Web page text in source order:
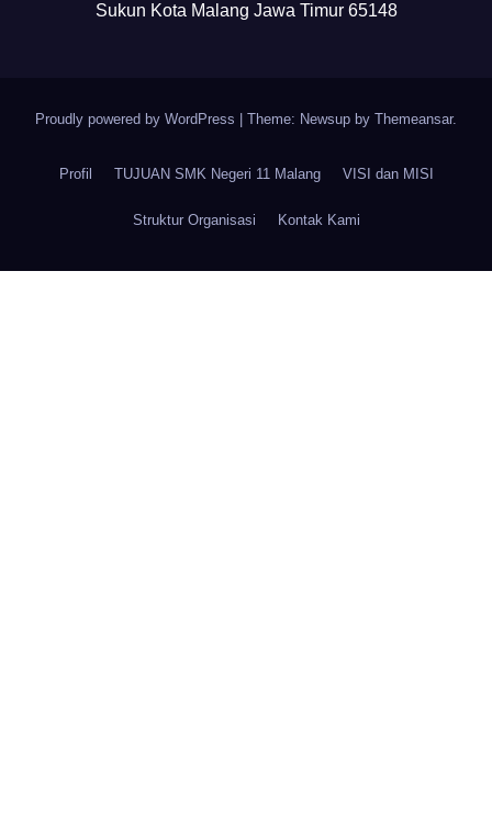
Sukun Kota Malang Jawa Timur 65148
Proudly powered by WordPress Theme: Newsup by Themeansar.
Profil TUJUAN SMK Negeri 11 Malang VISI dan MISI
Struktur Organisasi Kontak Kami